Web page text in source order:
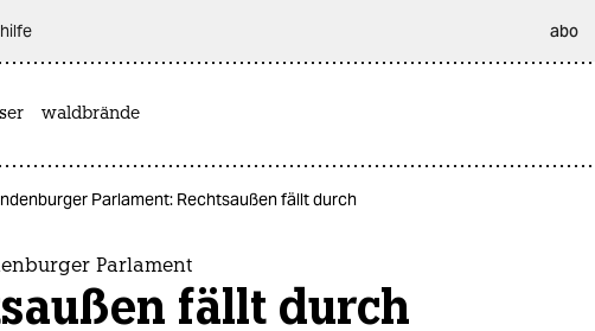
abo
waldbrände
Parlament: Rechtsaußen fällt durch
Parlament
fällt durch